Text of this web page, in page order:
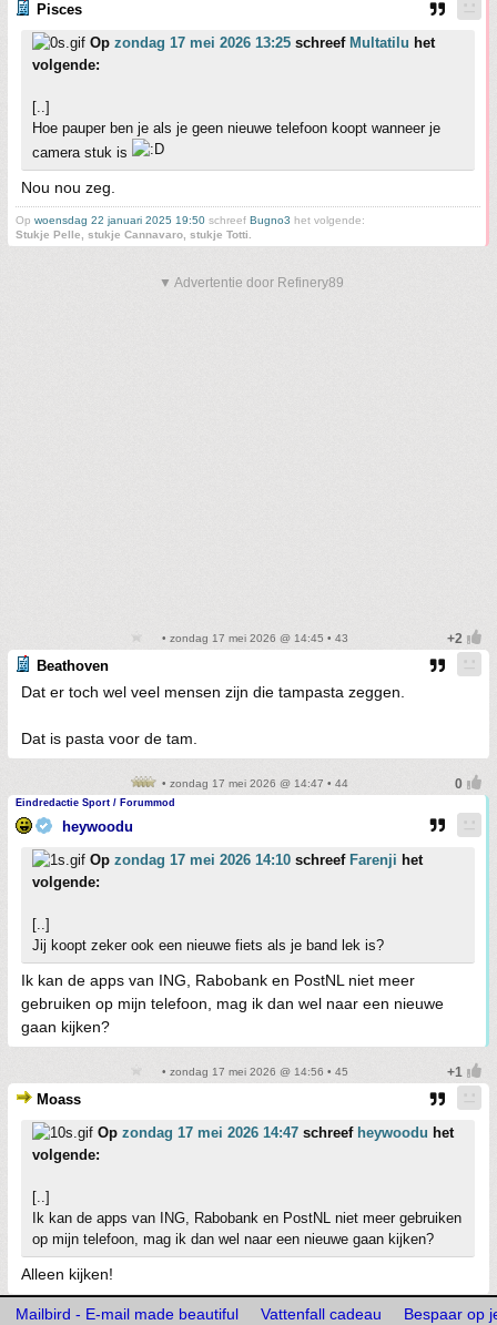
Pisces
Op zondag 17 mei 2026 13:25 schreef Multatilu het
volgende:
[..]
Hoe pauper ben je als je geen nieuwe telefoon koopt wanneer je
camera stuk is
Nou nou zeg.
Op woensdag 22 januari 2025 19:50 schreef Bugno3 het volgende:
Stukje Pelle, stukje Cannavaro, stukje Totti.
▼ Advertentie door Refinery89
• zondag 17 mei 2026 @ 14:45 • 43
Beathoven
Dat er toch wel veel mensen zijn die tampasta zeggen.
Dat is pasta voor de tam.
• zondag 17 mei 2026 @ 14:47 • 44
Eindredactie Sport / Forummod
heywoodu
Op zondag 17 mei 2026 14:10 schreef Farenji het
volgende:
[..]
Jij koopt zeker ook een nieuwe fiets als je band lek is?
Ik kan de apps van ING, Rabobank en PostNL niet meer
gebruiken op mijn telefoon, mag ik dan wel naar een nieuwe
gaan kijken?
• zondag 17 mei 2026 @ 14:56 • 45
Moass
Op zondag 17 mei 2026 14:47 schreef heywoodu het
volgende:
[..]
Ik kan de apps van ING, Rabobank en PostNL niet meer gebruiken
op mijn telefoon, mag ik dan wel naar een nieuwe gaan kijken?
Alleen kijken!
Mailbird - E-mail made beautiful Vattenfall cadeau Bespaar op